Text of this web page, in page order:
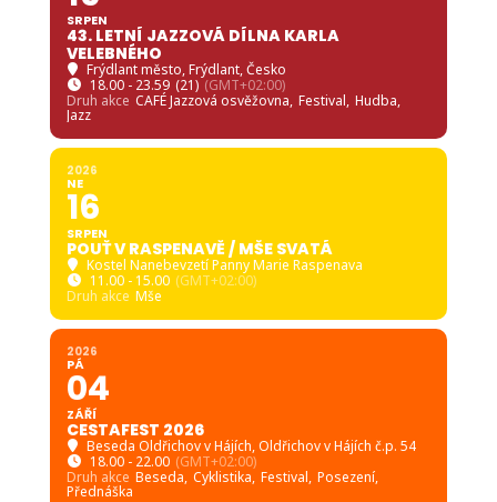
SRPEN
43. LETNÍ JAZZOVÁ DÍLNA KARLA
VELEBNÉHO
Frýdlant město, Frýdlant, Česko
18.00 - 23.59 (21) (GMT+02:00)
Druh akce CAFÉ Jazzová osvěžovna, Festival, Hudba,
Jazz
2026
NE
16
SRPEN
POUŤ V RASPENAVĚ / MŠE SVATÁ
Kostel Nanebevzetí Panny Marie Raspenava
11.00 - 15.00 (GMT+02:00)
Druh akce Mše
2026
PÁ
04
ZÁŘÍ
CESTAFEST 2026
Beseda Oldřichov v Hájích, Oldřichov v Hájích č.p. 54
18.00 - 22.00 (GMT+02:00)
Druh akce Beseda, Cyklistika, Festival, Posezení,
Přednáška